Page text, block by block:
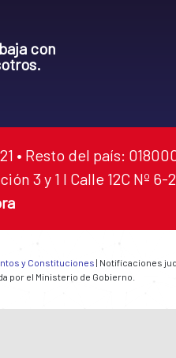
con
• Resto del país: 018000
3 y 1 I Calle 12C Nº
y Constituciones | Notificaciones
por el Ministerio de Gobierno.